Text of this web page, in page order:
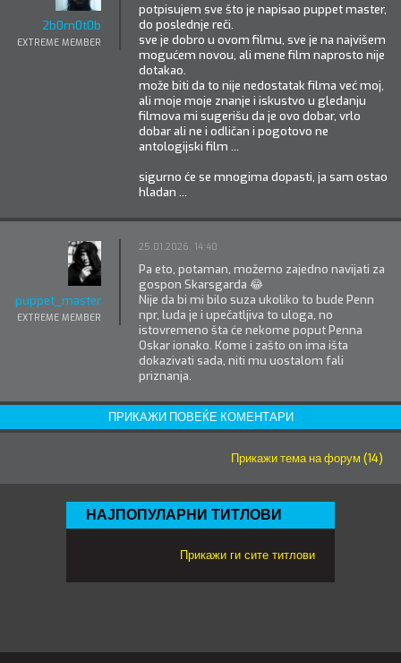
2b0rn0t0b
EXTREME MEMBER
potpisujem sve što je napisao puppet master,
do poslednje reči.
sve je dobro u ovom filmu, sve je na najvišem
mogućem novou, ali mene film naprosto nije
dotakao.
može biti da to nije nedostatak filma već moj,
ali moje moje znanje i iskustvo u gledanju
filmova mi sugerišu da je ovo dobar, vrlo
dobar ali ne i odličan i pogotovo ne
antologijski film ...
sigurno će se mnogima dopasti, ja sam ostao
hladan ...
puppet_master
EXTREME MEMBER
25.01.2026. 14:40
Pa eto, potaman, možemo zajedno navijati za
gospon Skarsgarda 😂
Nije da bi mi bilo suza ukoliko to bude Penn
npr, luda je i upečatljiva to uloga, no
istovremeno šta će nekome poput Penna
Oskar ionako. Kome i zašto on ima išta
dokazivati sada, niti mu uostalom fali
priznanja.
ПРИКАЖИ ПОВЕЌЕ КОМЕНТАРИ
Прикажи тема на форум (14)
НАЈПОПУЛАРНИ ТИТЛОВИ
Прикажи ги сите титлови